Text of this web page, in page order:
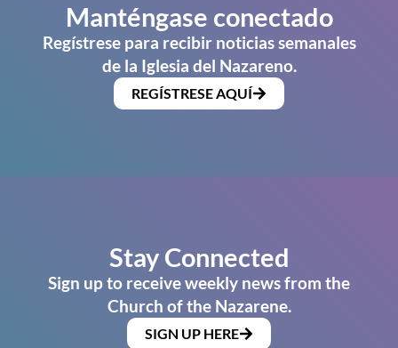
Manténgase conectado
Regístrese para recibir noticias semanales
de la Iglesia del Nazareno.
REGÍSTRESE AQUÍ
Stay Connected
Sign up to receive weekly news from the
Church of the Nazarene.
SIGN UP HERE